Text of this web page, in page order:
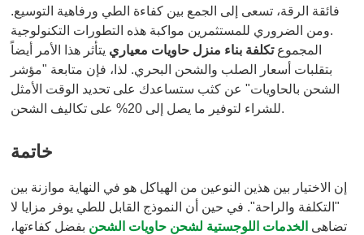
فائقة الرقة، تسعى إلى الجمع بين كفاءة الطي ورفاهية التوسيع.
ومن الضروري للمستثمرين مواكبة هذه التطورات التكنولوجية.
المجموعتكلفة بناء منزل حاويات معياري يتأثر هذا الأمر أيضاً
بتقلبات أسعار الصلب والشحن البحري. لذا، فإن متابعة "مؤشر
الشحن بالحاويات" عن كثب ستساعدك على تحديد الوقت الأمثل
للشراء لتوفير ما يصل إلى 20% على تكاليف الشحن.
خاتمة
إن الاختيار بين هذين النوعين من الهياكل هو في النهاية موازنة بين
"التكلفة والراحة". في حين أن النموذج القابل للطي يوفر مزايا لا
تضاهى الخدمات اللوجستية لشحن حاويات الشحن بفضل كفاءتها،